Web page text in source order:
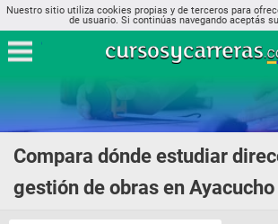
Nuestro sitio utiliza cookies propias y de terceros para
de usuario. Si continúas navegando aceptás
Compara dónde estudiar
gestión de obras en Ayacucho